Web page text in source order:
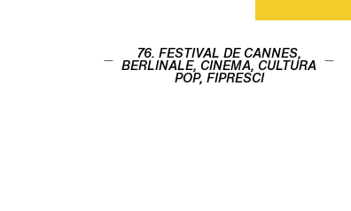
76. FESTIVAL DE CANNES,
BERLINALE, CINEMA, CULTURA
POP, FIPRESCI